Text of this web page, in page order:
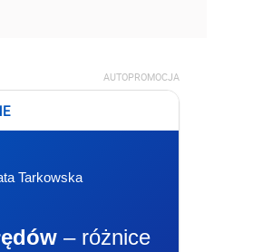
AUTOPROMOCJA
Tarkowska
– różnice